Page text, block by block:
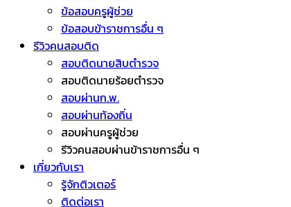
ข้อสอบครูผู้ช่วย
ข้อสอบข้าราชการอื่น ๆ
รีวิวคนสอบติด
สอบติดนายสิบตำรวจ
สอบติดนายร้อยตำรวจ
สอบผ่านก.พ.
สอบผ่านท้องถิ่น
สอบผ่านครูผู้ช่วย
รีวิวคนสอบผ่านข้าราชการอื่น ๆ
เกี่ยวกับเรา
รู้จักติวเตอร์
ติดต่อเรา